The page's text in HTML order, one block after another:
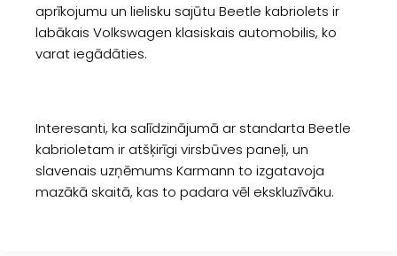
aprīkojumu un lielisku sajūtu Beetle kabriolets ir
labākais Volkswagen klasiskais automobilis, ko
varat iegādāties.
Interesanti, ka salīdzinājumā ar standarta Beetle
kabrioletam ir atšķirīgi virsbūves paneļi, un
slavenais uzņēmums Karmann to izgatavoja
mazākā skaitā, kas to padara vēl ekskluzīvāku.